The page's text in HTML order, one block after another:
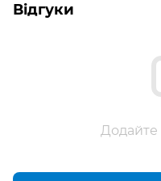
Відгуки
Додайте